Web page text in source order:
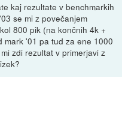
kaj rezultate v benchmarkih
se mi z povečanjem
800 pik (na končnih 4k +
mark '01 pa tud za ene 1000
zdi rezultat v primerjavi z